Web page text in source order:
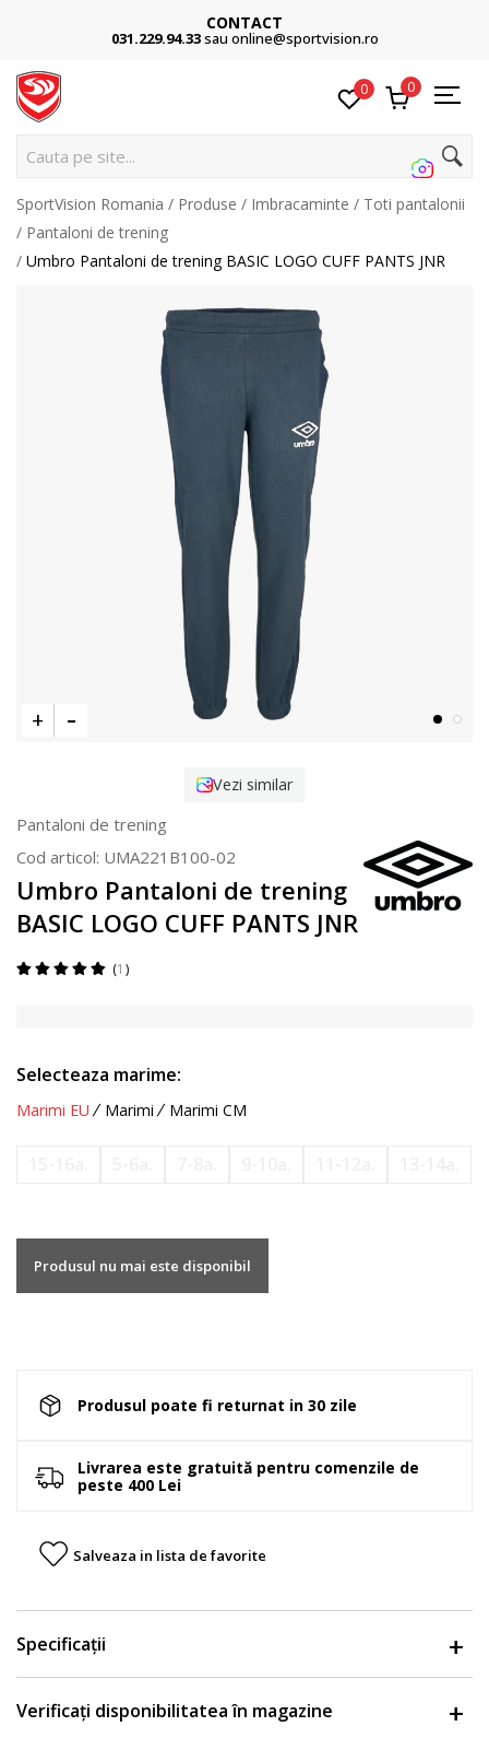
CONTACT
031.229.94.33sau online@sportvision.ro
0 0
Cauta pe site...
SportVision Romania Produse Imbracaminte
Toti pantalonii
Pantaloni de trening
Umbro Pantaloni de trening BASIC LOGO CUFF PANTS JNR
Vezi similar
Pantaloni de trening
Cod articol: UMA221B100-02
Umbro Pantaloni de trening
BASIC LOGO CUFF PANTS JNR
1
Selecteaza marime:
Marimi EU Marimi Marimi CM
Produsul nu mai este disponibil
Produsul poate fi returnat in 30 zile
Livrarea este gratuită pentru comenzile de
peste 400 Lei
Salveaza in lista de favorite
Specificații
Verificați disponibilitatea în magazine